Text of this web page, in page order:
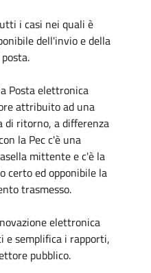
i casi nei quali è
dell'invio e della
Posta elettronica
attribuito ad una
di ritorno, a differenza
la Pec c'è una
mittente e c'è la
certo ed opponibile la
trasmesso.
elettronica
e semplifica i rapporti,
pubblico.